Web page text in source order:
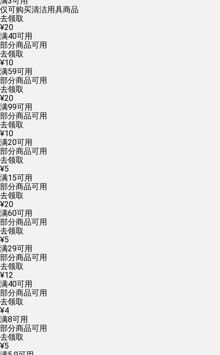
仅可购买清洁用具商品
去领取
¥20
满40可用
部分商品可用
去领取
¥10
满59可用
部分商品可用
去领取
¥20
满99可用
部分商品可用
去领取
¥10
满20可用
部分商品可用
去领取
¥5
满15可用
部分商品可用
去领取
¥20
满60可用
部分商品可用
去领取
¥5
满29可用
部分商品可用
去领取
¥12
满40可用
部分商品可用
去领取
¥4
满8可用
部分商品可用
去领取
¥5